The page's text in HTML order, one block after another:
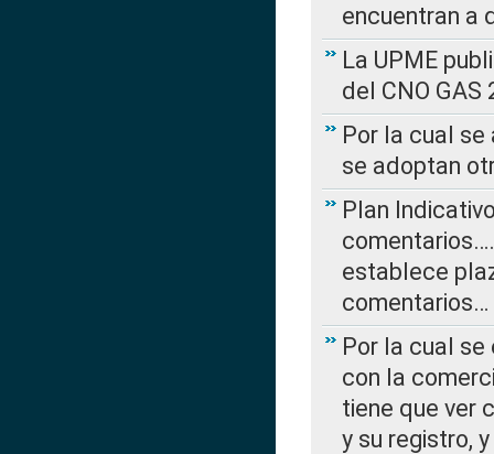
encuentran a
La UPME
del CNO
Por la cual
se adoptan
Plan
establece
comentarios…
Por la cual
con la
tiene que ver
y su registro,